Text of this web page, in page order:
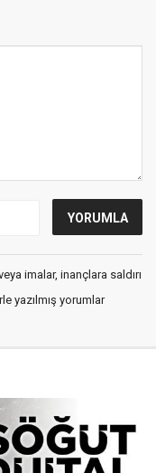
imalar, inançlara saldırı
yazılmış yorumlar